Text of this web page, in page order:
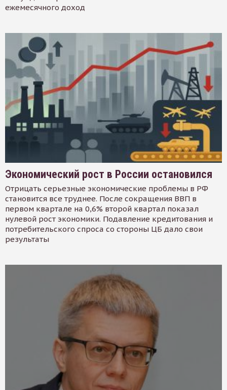
ежемесячного доход
Экономический рост в России остановился
Отрицать серьезные экономические проблемы в РФ
становится все труднее. После сокращения ВВП в
первом квартале на 0,6% второй квартал показал
нулевой рост экономики. Подавление кредитования и
потребительского спроса со стороны ЦБ дало свои
результаты